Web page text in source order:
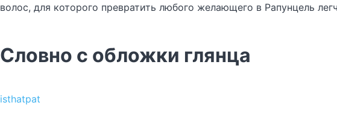
волос, для которого превратить любого желающего в Рапунцель
Словно с обложки глянца
isthatpat